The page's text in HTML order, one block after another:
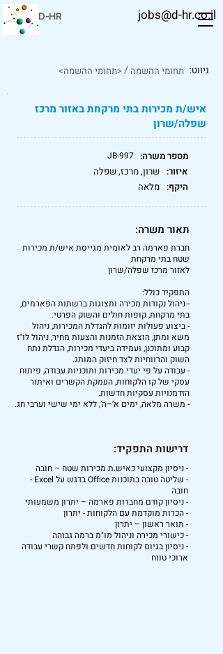
D-HR jobs@d-hr.co.il
ניווט: /<תחומי ההשמה> תחומי ההשמה
איש/ת מכירות בתי מרקחת באזור מרכז
שפלה/שרון
JB-997 מספר משרה:
איזור: שרון, מרכז, שפלה
היקף: מלאה
תאור משרה:
חברת פארמה רב לאומית מגייסת איש/ת מכירות
שטח בתי מרקחת
לאזור מרכז שפלה/שרון
התפקיד כולל:
- ניהול נקודות מכירה ותצוגות ברשתות הפארמים,
בתי מרקחת, קופות חולים והשוק הפרטי.
- ביצוע פעולות יזומות להגדלת המכירות, ניהול
משא ומתן, הוצאת הזמנות והצעות מחיר, ניהול לו"ז
קבוע ומתוכנן, ועמידה ביעדי מכירות, הגדלת נתח
השוק והרווחיות לצד חיזוק המותג.
- עבודה על פי יעדי מכירות ותוכניות עבודה, פיתוח
עסקי של קו הלקוחות, העמקת הקשרים ואיתור
הזדמנויות עסקיות חדשות.
- משרה מלאה, ימים א’–ה’, ללא ימי שישי וערבי חג.
דרישות התפקיד:
- ניסיון מקצועי כאיש.ת מכירות שטח – חובה
- שליטה טובה בתוכנות Office בדגש על Excel -
חובה
- ניסיון קודם מחברות פארמה – יתרון משמעותי
- הכרות מוקדמת עם הלקוחות - יתרון
- תואר ראשון – יתרון
- כישורי מכירה וניהול מו"מ ברמה גבוהה
- ניסיון בגיוס לקוחות חדשים ולפתח קשרי עבודה
ארוכי טווח